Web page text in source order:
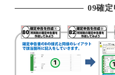
09確